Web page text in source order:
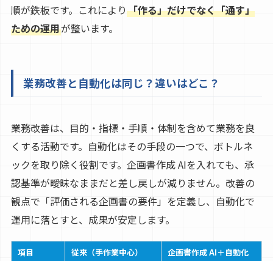
順が鉄板です。これにより 「作る」だけでなく「通す」
ための運用が整います。
業務改善と自動化は同じ？違いはどこ？
業務改善は、目的・指標・手順・体制を含めて業務を良
くする活動です。自動化はその手段の一つで、ボトルネ
ックを取り除く役割です。企画書作成 AIを入れても、承
認基準が曖昧なままだと差し戻しが減りません。改善の
観点で「評価される企画書の要件」を定義し、自動化で
運用に落とすと、成果が安定します。
項目 従来（手作業中心） 企画書作成 AI＋自動化